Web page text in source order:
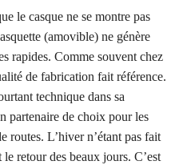
le casque ne se montre pas
(amovible) ne génère
rapides. Comme souvent chez
de fabrication fait référence.
technique dans sa
partenaire de choix pour les
routes. L’hiver n’étant pas fait
retour des beaux jours. C’est